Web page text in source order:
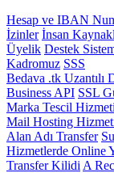
Hesap ve IBAN
İzinler İnsan
Üyelik Destek
Kadromuz SSS
Bedava .tk Uzantılı
Business API SSL
Marka Tescil Hizmeti
Mail Hosting
Alan Adı Transfer
Hizmetlerde Online
Transfer Kilidi A